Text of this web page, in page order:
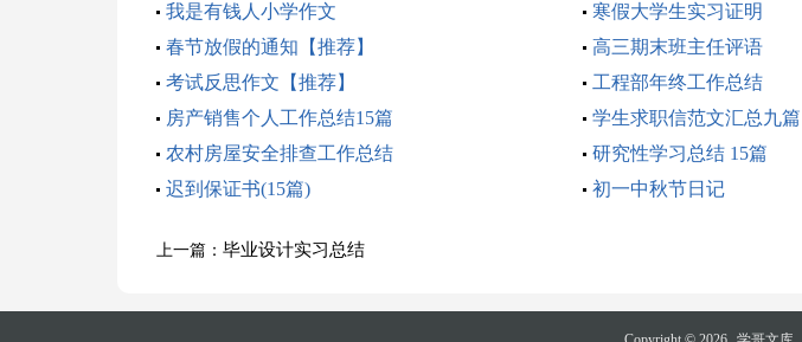
我是有钱人小学作文
寒假大学生实习证明
春节放假的通知【推荐】
高三期末班主任评语
考试反思作文【推荐】
工程部年终工作总结
房产销售个人工作总结15篇
学生求职信范文汇总九篇
农村房屋安全排查工作总结
研究性学习总结 15篇
迟到保证书(15篇)
初一中秋节日记
上一篇： 毕业设计实习总结